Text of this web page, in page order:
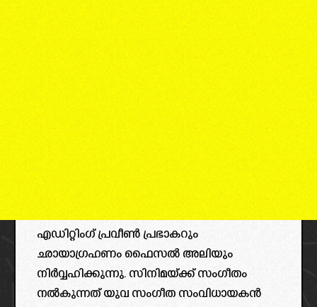
എഡിറ്റിംഗ് പ്രവീൺ പ്രഭാകറും
ഛായാഗ്രഹണം ഫൈസൽ അലിയും
നിർവ്വഹിക്കുന്നു. സിനിമയ്ക്ക് സംഗീതം
നൽകുന്നത് യുവ സംഗീത സംവിധായകൻ